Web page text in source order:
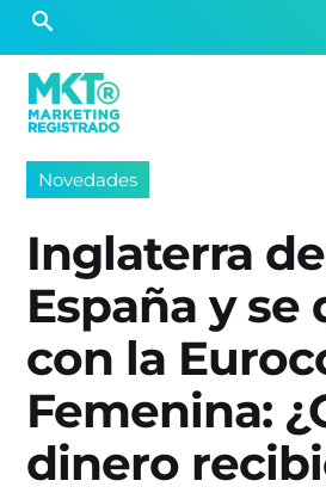
Novedades
Inglaterra
España y se
con la
Femenina:
dinero